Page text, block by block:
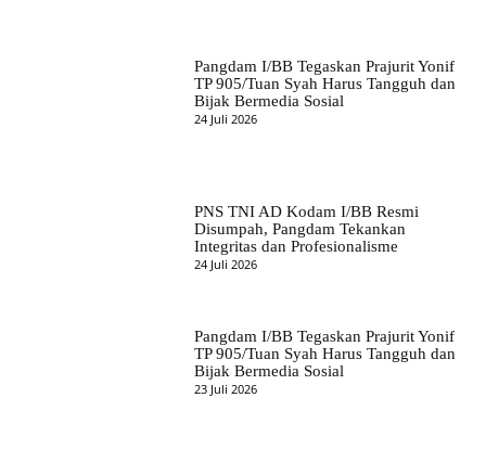
Pangdam I/BB Tegaskan Prajurit Yonif
TP 905/Tuan Syah Harus Tangguh dan
Bijak Bermedia Sosial
24 Juli 2026
PNS TNI AD Kodam I/BB Resmi
Disumpah, Pangdam Tekankan
Integritas dan Profesionalisme
24 Juli 2026
Pangdam I/BB Tegaskan Prajurit Yonif
TP 905/Tuan Syah Harus Tangguh dan
Bijak Bermedia Sosial
23 Juli 2026